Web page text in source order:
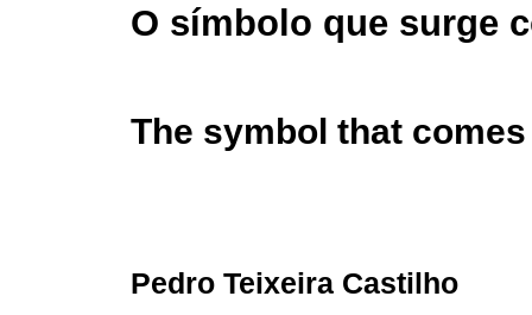
O símbolo que surge
The symbol that
Pedro Teixeira Castilho